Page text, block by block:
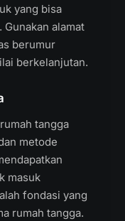
yang bisa
alamat
berumur
berkelanjutan.
tangga
metode
masuk
fondasi yang
rumah tangga.